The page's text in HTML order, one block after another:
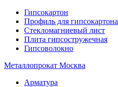
Гипсокартон
Профиль для гипсокартона
Стекломагниевый лист
Плита гипсостружечная
Гипсоволокно
Металлопрокат Москва
Арматура